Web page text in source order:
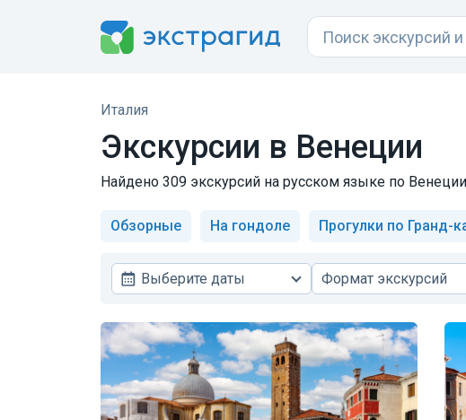
Италия
Экскурсии в Венеции
Найдено 309 экскурсий на русском языке по
Обзорные На гондоле Прогулки по Гранд-
Выберите даты Формат экскурсий